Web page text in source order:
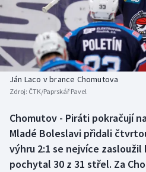
Baseball a softbal
Basketbal
Biatlon
Box
Curling
Soutěže
Historické návraty
Aplikace ČT sport
Ján Laco v brance Chomutova
Zdroj: ČTK/Paprskář Pavel
Chomutov - Piráti pokračují
Mladé Boleslavi přidali
výhru 2:1 se nejvíce
pochytal 30 z 31 střel. Za